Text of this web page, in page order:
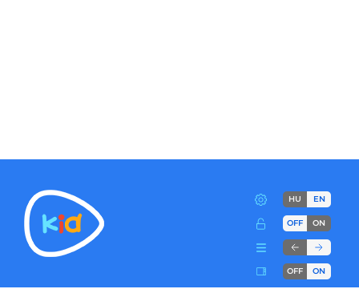
HU EN
OFF ON
OFF ON